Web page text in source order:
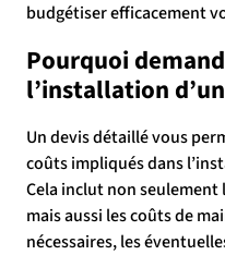
budgétiser efficacement
Pourquoi
l’installation
Un devis détaillé vous
coûts impliqués dans
Cela inclut non seulement
mais aussi les coûts de
nécessaires, les